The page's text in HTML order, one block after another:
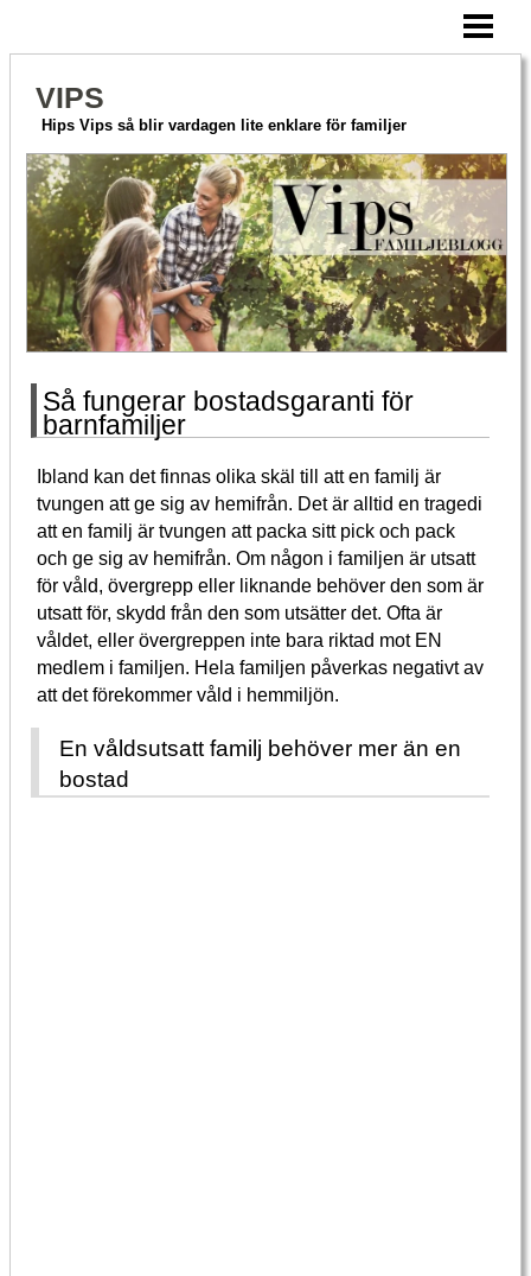
HITTA PÅ TILLSAMMANS
OM VIPS
BLOGG
VIPS
Hips Vips så blir vardagen lite enklare för familjer
Så fungerar bostadsgaranti för
barnfamiljer
Ibland kan det finnas olika skäl till att en familj är
tvungen att ge sig av hemifrån. Det är alltid en tragedi
att en familj är tvungen att packa sitt pick och pack
och ge sig av hemifrån. Om någon i familjen är utsatt
för våld, övergrepp eller liknande behöver den som är
utsatt för, skydd från den som utsätter det. Ofta är
våldet, eller övergreppen inte bara riktad mot EN
medlem i familjen. Hela familjen påverkas negativt av
att det förekommer våld i hemmiljön.
En våldsutsatt familj behöver mer än en
bostad